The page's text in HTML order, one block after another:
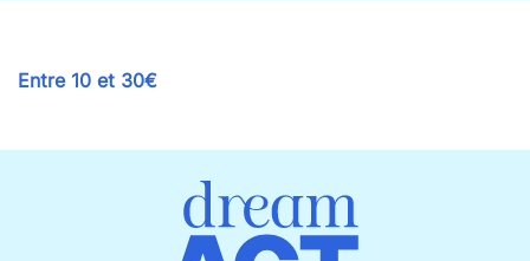
Entre 10 et 30€